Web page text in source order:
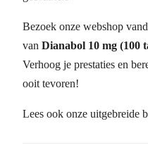
Bezoek onze webshop
van Dianabol 10 mg (100
Verhoog je prestaties en
ooit tevoren!
Lees ook onze uitgebreide